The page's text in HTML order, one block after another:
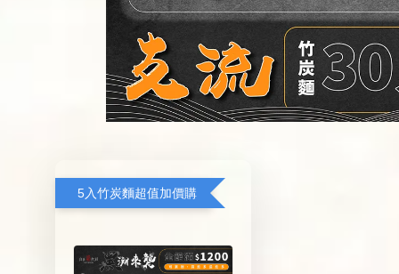
5入竹炭麵超值加價購